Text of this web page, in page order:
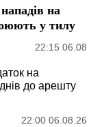
на
у тилу
22:15 06.08
на
до арешту
22:00 06.08.26